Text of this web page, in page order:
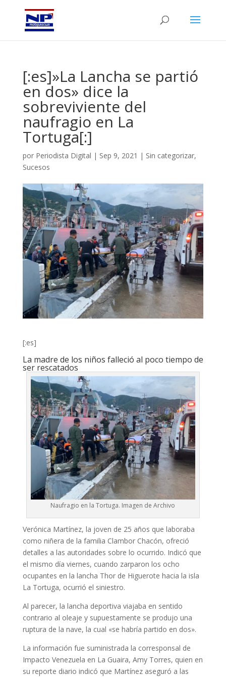
[:es]»La Lancha se partió
en dos» dice la
sobreviviente del
naufragio en La
Tortuga[:]
por Periodista Digital | Sep 9, 2021 | Sin categorizar,
Sucesos
[:es]
La madre de los niños falleció al poco tiempo de
ser rescatados
Naufragio en la Tortuga. Imagen de Archivo
Verónica Martínez, la joven de 25 años que laboraba
como niñera de la familia Clambor Chacón, ofreció
detalles a las autoridades sobre lo ocurrido. Indicó que
el mismo día viernes, cuando zarparon los ocho
ocupantes en la lancha Thor de Higuerote hacia la isla
La Tortuga, ocurrió el siniestro.
Al parecer, la lancha deportiva viajaba en sentido
contrario al oleaje y supuestamente se produjo una
ruptura de la nave, la cual «se habría partido en dos».
La información fue suministrada la corresponsal de
Impacto Venezuela en La Guaira, Amy Torres, quien en
su reporte diario indicó que Martínez aseguró a las